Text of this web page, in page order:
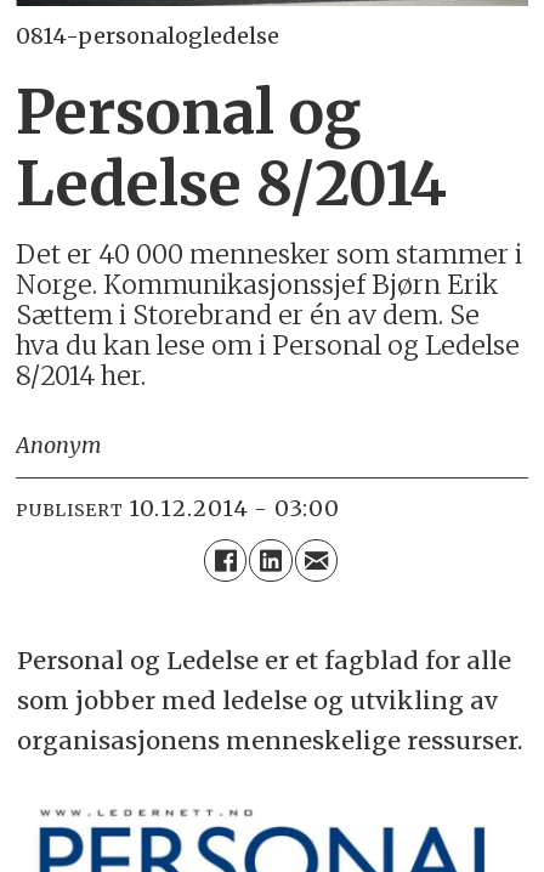
0814-personalogledelse
Personal og
Ledelse 8/2014
Det er 40 000 mennesker som stammer i
Norge. Kommunikasjonssjef Bjørn Erik
Sættem i Storebrand er én av dem. Se
hva du kan lese om i Personal og Ledelse
8/2014 her.
Anonym
PUBLISERT 10.12.2014 - 03:00
Personal og Ledelse er et fagblad for alle
som jobber med ledelse og utvikling av
organisasjonens menneskelige ressurser.